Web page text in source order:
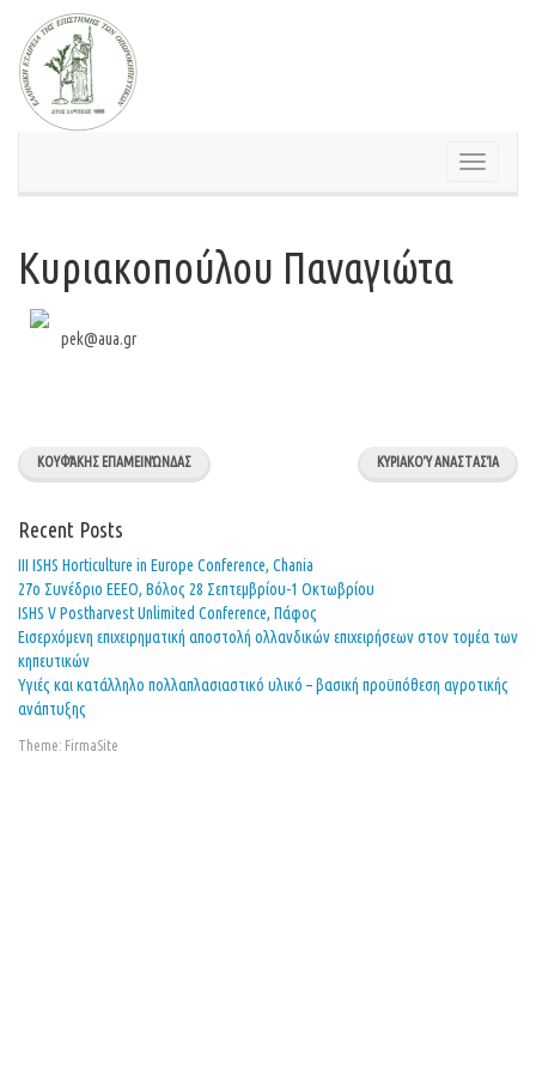
content
Toggle
Κυριακοπούλου Παναγιώτα
pek@aua.gr
ΚΥΡΙΑΚΟΎ ΑΝΑΣΤΑΣΊΑ
ΚΟΥΦΆΚΗΣ ΕΠΑΜΕΙΝΏΝΔΑΣ
Recent Posts
ΙΙΙ ISHS Horticulture in Europe Conference, Chania
27o Συνέδριο ΕΕΕΟ, Βόλος 28 Σεπτεμβρίου-1 Οκτωβρίου
ISHS V Postharvest Unlimited Conference, Πάφος
Εισερχόμενη επιχειρηματική αποστολή ολλανδικών επιχειρήσεων στον τομέα των
κηπευτικών
Υγιές και κατάλληλο πολλαπλασιαστικό υλικό – βασική προϋπόθεση αγροτικής
ανάπτυξης
Theme: FirmaSite